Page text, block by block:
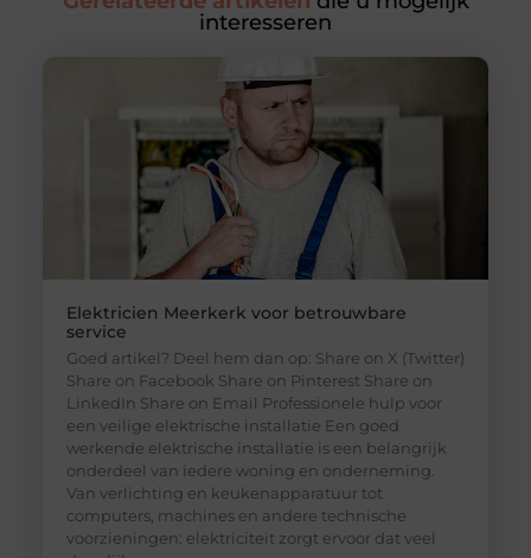
interesseren
Elektricien Meerkerk voor betrouwbare
service
Goed artikel? Deel hem dan op: Share on X (Twitter)
Share on Facebook Share on Pinterest Share on
LinkedIn Share on Email Professionele hulp voor
een veilige elektrische installatie Een goed
werkende elektrische installatie is een belangrijk
onderdeel van iedere woning en onderneming.
Van verlichting en keukenapparatuur tot
computers, machines en andere technische
voorzieningen: elektriciteit zorgt ervoor dat veel